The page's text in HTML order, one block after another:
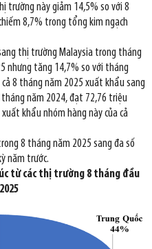
trường này giảm 14,5% so với 8
8,7% trong tổng kim ngạch
thị trường Malaysia trong tháng
nhưng tăng 14,7% so với tháng
8 tháng năm 2025 xuất khẩu sang
năm 2024, đạt 72,76 triệu
khẩu nhóm hàng này của cả
8 tháng năm 2025 sang đa số
năm trước.
từ các thị trường 8 tháng đầu